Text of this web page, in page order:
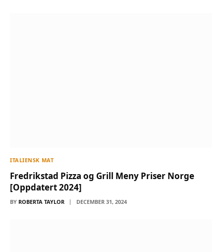
ITALIENSK MAT
Fredrikstad Pizza og Grill Meny Priser Norge
[Oppdatert 2024]
BY ROBERTA TAYLOR DECEMBER 31, 2024